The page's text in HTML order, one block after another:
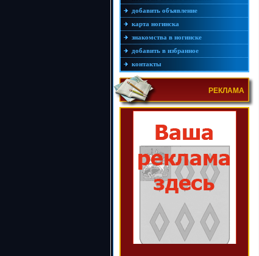
добавить объявление
карта ногинска
знакомства в ногинске
добавить в избранное
контакты
РЕКЛАМА